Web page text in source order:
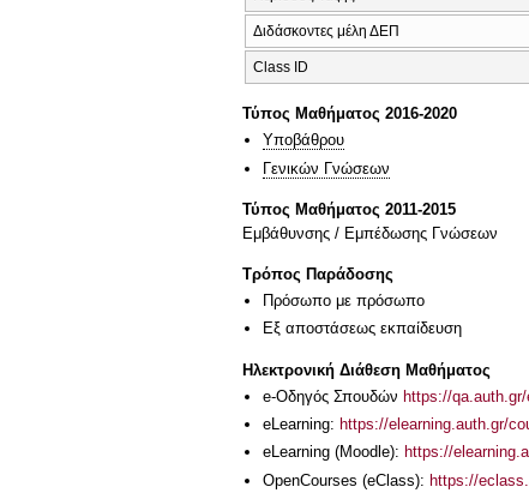
Διδάσκοντες μέλη ΔΕΠ
Class ID
Τύπος Μαθήματος 2016-2020
Υποβάθρου
Γενικών Γνώσεων
Τύπος Μαθήματος 2011-2015
Εμβάθυνσης / Εμπέδωσης Γνώσεων
Τρόπος Παράδοσης
Πρόσωπο με πρόσωπο
Eξ απoστάσεως εκπαίδευση
Ηλεκτρονική Διάθεση Μαθήματος
e-Οδηγός Σπουδών https://
eLearning: https://elearning.auth.gr/
eLearning (Moodle): https://
OpenCourses (eClass): https://